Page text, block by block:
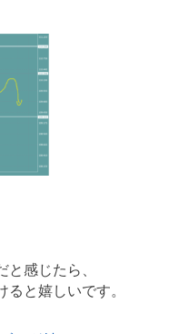
感じたら、
と嬉しいです。